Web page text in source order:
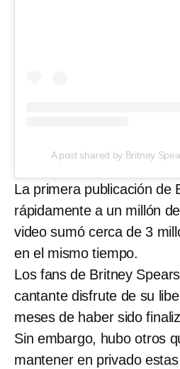
A post shared by Britney
La primera publicación de
rápidamente a un millón
video sumó cerca de 3
en el mismo tiempo.
Los fans de Britney
cantante disfrute de su
meses de haber sido
Sin embargo, hubo otros
mantener en privado